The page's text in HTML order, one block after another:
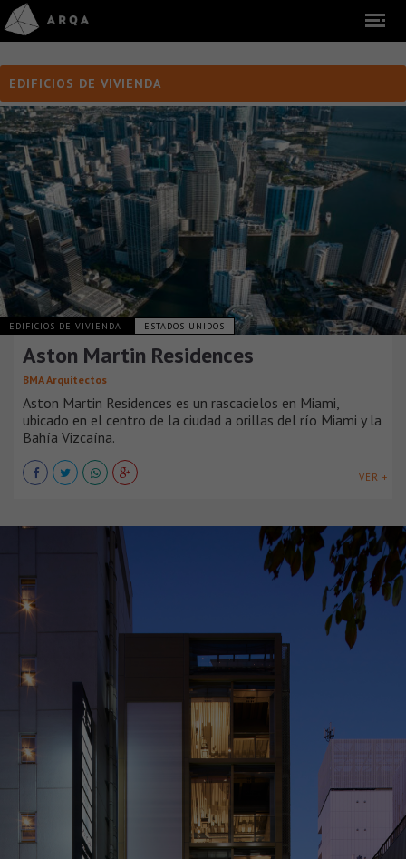
EDIFICIOS DE VIVIENDA
EDIFICIOS DE VIVIENDA ESTADOS UNIDOS
Aston Martin Residences
BMA Arquitectos
Aston Martin Residences es un rascacielos en Miami,
ubicado en el centro de la ciudad a orillas del río Miami y la
Bahía Vizcaína.
VER +